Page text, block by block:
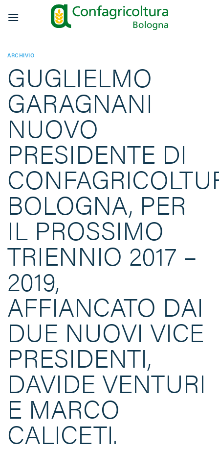
ARCHIVIO
GUGLIELMO
GARAGNANI
NUOVO
PRESIDENTE DI
BOLOGNA, PER
IL PROSSIMO
TRIENNIO 2017 –
2019,
AFFIANCATO DAI
DUE NUOVI VICE
PRESIDENTI,
DAVIDE VENTURI
E MARCO
CALICETI.